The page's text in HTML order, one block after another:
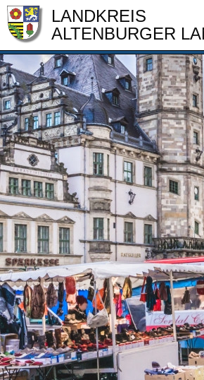
LANDKREIS
ALTENBURGER